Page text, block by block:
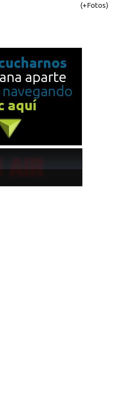
(+Fotos)